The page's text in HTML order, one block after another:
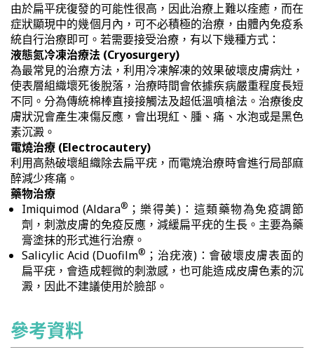
由於扁平疣復發的可能性很高，因此治療上難以痊癒，而在
症狀顯現中的幾個月內，可不必積極的治療，由體內免疫系
統自行治療即可。若需要接受治療，有以下幾種方式：
液態氮冷凍治療法 (Cryosurgery)
為最常見的治療方法，利用冷凍解凍的效果破壞皮膚病灶，
使表層組織壞死後脫落，治療時間會依據疾病嚴重程度長短
不同。分為傳統棉棒直接接觸法及超低溫噴槍法。治療後皮
膚狀況會產生凍傷反應，會出現紅、腫、痛、水泡或是黑色
素沉澱。
電燒治療 (Electrocautery)
利用高熱破壞組織除去扁平疣，而電燒治療時會進行局部麻
醉減少疼痛。
藥物治療
Imiquimod (Aldara® ；樂得美)：這類藥物為免疫調節
劑，刺激皮膚的免疫反應，減緩扁平疣的生長。主要為藥
膏塗抹的形式進行治療。
Salicylic Acid (Duofilm® ；治疣液)：會破壞皮膚表面的
扁平疣，會造成輕微的刺激感，也可能造成皮膚色素的沉
澱，因此不建議使用於臉部。
參考資料